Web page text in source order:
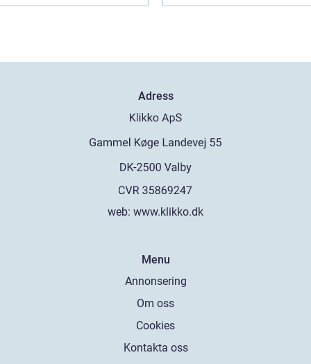
Adress
web: www.klikko.dk
Menu
Annonsering
Om oss
Cookies
Kontakta oss